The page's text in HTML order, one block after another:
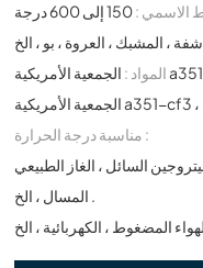
الاسمي :150 إلى 600 درجة
المواد : الجمعية الأمريكية a351 CF8 ، الجمعية الأمريكية a351 CFRM ،
مناسبة درجة الحرارة :
السائل ، الغاز الطبيعي
المسال ، الخ .